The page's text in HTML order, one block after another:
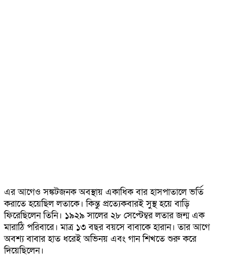
এর আগেও সঙ্কটজনক অবস্থায় একাধিক বার হাসপাতালে ভর্তি
করাতে হয়েছিল লতাকে। কিন্তু প্রত্যেকবারই সুস্থ হয়ে বাড়ি
ফিরেছিলেন তিনি। ১৯২৯ সালের ২৮ সেপ্টেম্বর লতার জন্ম এক
মারাঠি পরিবারে। মাত্র ১৩ বছর বয়সে বাবাকে হারান। তার আগে
অবশ্য বাবার হাত ধরেই অভিনয় এবং গান শিখতে শুরু করে
দিয়েছিলেন।